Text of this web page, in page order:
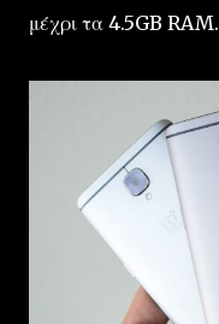
μέχρι τα 4.5GB RAM.